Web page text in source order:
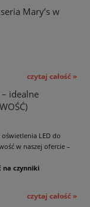
Mary’s w
czytaj całość »
idealne
LED do
w naszej ofercie –
na czynniki
czytaj całość »